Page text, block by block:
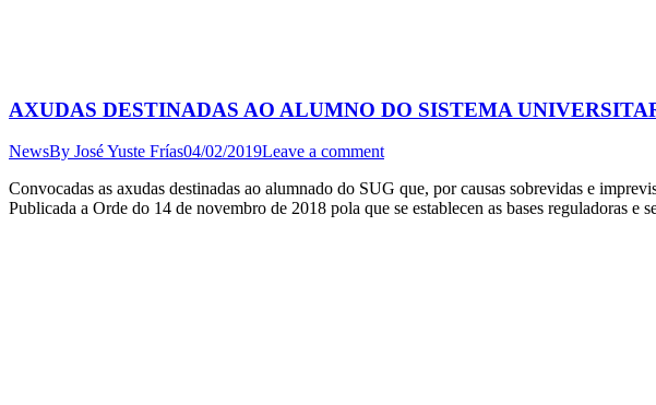
AXUDAS DESTINADAS AO ALUMNO DO SISTEMA
NewsBy José Yuste Frías04/02/2019Leave a comment
Convocadas as axudas destinadas ao alumnado do SUG que, por causas sobrevidas e
Publicada a Orde do 14 de novembro de 2018 pola que se establecen as bases reguladoras